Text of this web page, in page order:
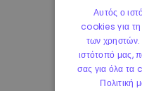
Αυτός ο
cookies για τη
των χρηστών.
ιστότοπό μας,
σας για όλα
Πολιτική